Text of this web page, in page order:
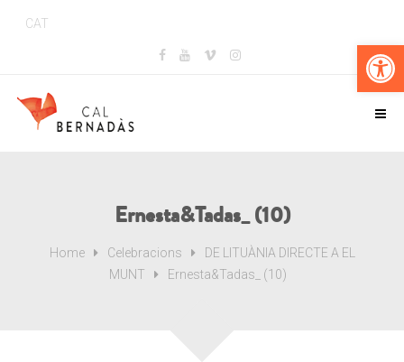
CAT
Ernesta&Tadas_ (10)
Home Celebracions
DE LITUÀNIA DIRECTE A EL
MUNT
Ernesta&Tadas_ (10)